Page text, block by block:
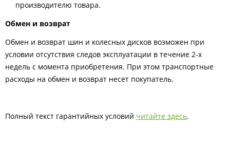
производителю товара.
Обмен и возврат
Обмен и возврат шин и колесных дисков возможен при
условии отсутствия следов эксплуатации в течение 2-х
недель с момента приобретения. При этом транспортные
расходы на обмен и возврат несет покупатель.
Полный текст гарантийных условий читайте здесь.